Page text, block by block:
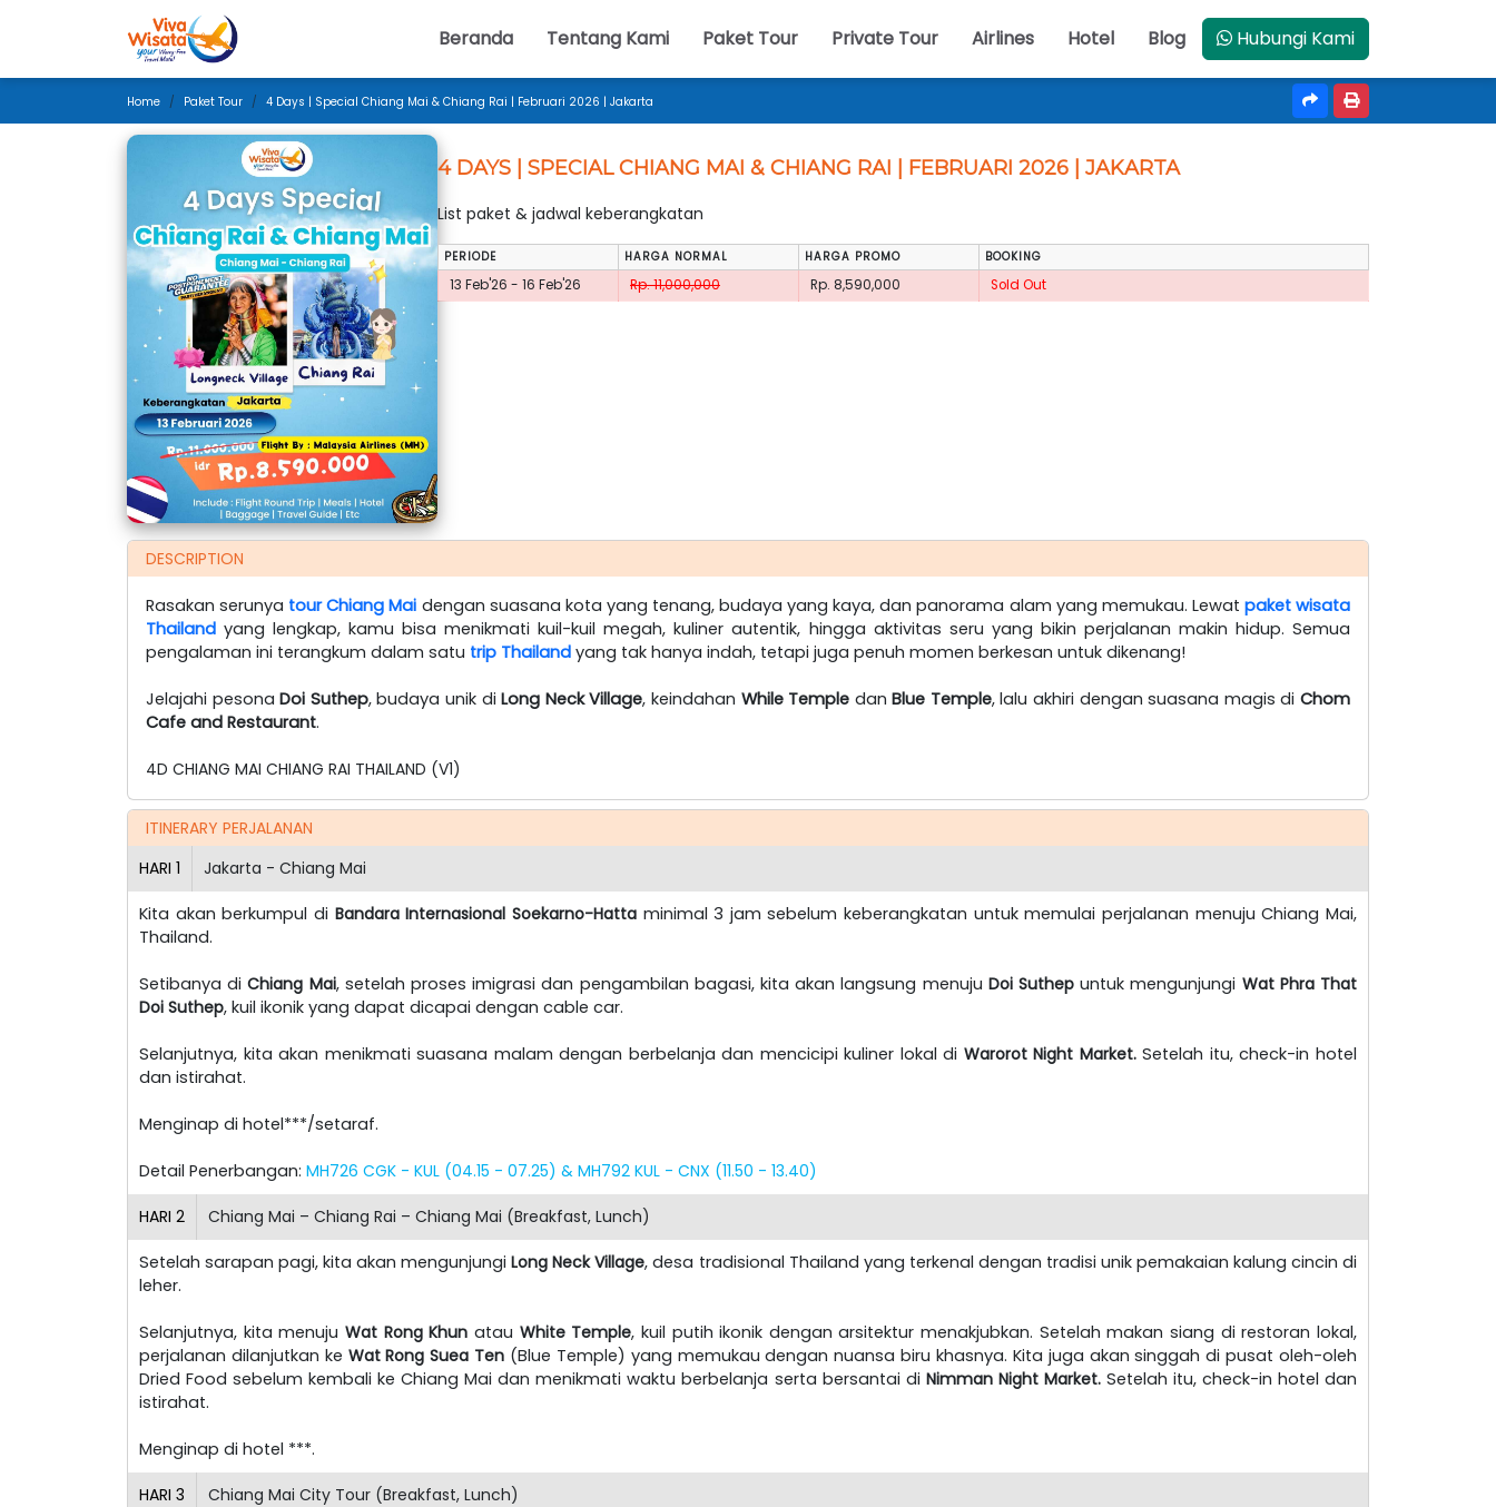
Beranda Tentang Kami Paket Tour Private Tour Airlines Hotel Blog Hubungi Kami
Home Paket Tour 4 Days | Special Chiang Mai & Chiang Rai | Februari 2026 | Jakarta
4 DAYS | SPECIAL CHIANG MAI & CHIANG RAI | FEBRUARI 2026 | JAKARTA
List paket & jadwal keberangkatan
PERIODE HARGA NORMAL HARGA PROMO BOOKING
13 Feb'26 - 16 Feb'26 Rp. 11,000,000 Rp. 8,590,000 Sold Out
DESCRIPTION
Rasakan serunya tour Chiang Mai dengan suasana kota yang tenang, budaya yang kaya, dan panorama alam yang memukau. Lewat paket wisata
Thailand yang lengkap, kamu bisa menikmati kuil-kuil megah, kuliner autentik, hingga aktivitas seru yang bikin perjalanan makin hidup. Semua
pengalaman ini terangkum dalam satu trip Thailand yang tak hanya indah, tetapi juga penuh momen berkesan untuk dikenang!
Jelajahi pesonaDoi Suthep, budaya unik diLong Neck Village, keindahan While Temple danBlue Temple, lalu akhiri dengan suasana magis diChom
Cafe and Restaurant.
4D CHIANG MAI CHIANG RAI THAILAND (V1)
ITINERARY PERJALANAN
HARI 1 Jakarta - Chiang Mai
Kita akan berkumpul di Bandara Internasional Soekarno-Hatta minimal 3 jam sebelum keberangkatan untuk memulai perjalanan menuju Chiang Mai,
Thailand.
Setibanya diChiang Mai, setelah proses imigrasi dan pengambilan bagasi, kita akan langsung menuju Doi Suthep untuk mengunjungi Wat Phra That
Doi Suthep, kuil ikonik yang dapat dicapai dengan cable car.
Selanjutnya, kita akan menikmati suasana malam dengan berbelanja dan mencicipi kuliner lokal di Warorot Night Market.Setelah itu, check-in hotel
dan istirahat.
Menginap di hotel***/setaraf.
Detail Penerbangan: MH726 CGK - KUL (04.15 - 07.25) & MH792 KUL - CNX (11.50 - 13.40)
HARI 2 Chiang Mai – Chiang Rai – Chiang Mai (Breakfast, Lunch)
Setelah sarapan pagi, kita akan mengunjungiLong Neck Village, desa tradisional Thailand yang terkenal dengan tradisi unik pemakaian kalung cincin di
leher.
Selanjutnya, kita menuju Wat Rong Khun atau White Temple, kuil putih ikonik dengan arsitektur menakjubkan. Setelah makan siang di restoran lokal,
perjalanan dilanjutkan ke Wat Rong Suea Ten (Blue Temple) yang memukau dengan nuansa biru khasnya. Kita juga akan singgah di pusat oleh-oleh
Dried Food sebelum kembali ke Chiang Mai dan menikmati waktu berbelanja serta bersantai di Nimman Night Market.Setelah itu, check-in hotel dan
istirahat.
Menginap di hotel ***.
HARI 3 Chiang Mai City Tour (Breakfast, Lunch)